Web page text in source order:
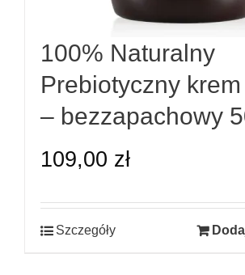
100% Naturalny
Prebiotyczny
– bezzapachowy
109,00 zł
Szczegóły